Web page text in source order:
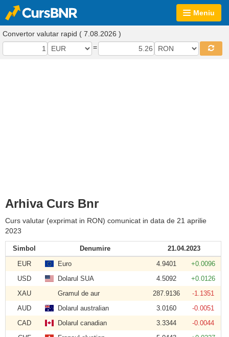
Meniu
Convertor valutar rapid ( 7.08.2026 )
=
Arhiva Curs Bnr
Curs valutar (exprimat in RON) comunicat in data de 21 aprilie
2023
Simbol Denumire
21.04.2023
EUR
Euro 4.9401
+0.0096
USD
Dolarul SUA 4.5092
+0.0126
XAU
Gramul de aur 287.9136
-1.1351
AUD
Dolarul australian 3.0160
-0.0051
CAD
Dolarul canadian 3.3344
-0.0044